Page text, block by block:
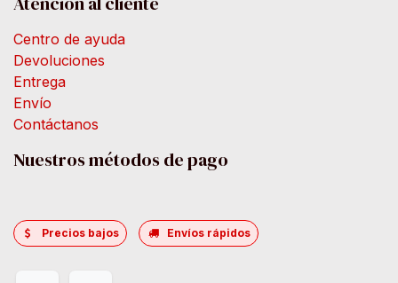
Centro de ayuda
Devoluciones
Entrega
Envío
Contáctanos
Nuestros métodos de pago
Precios bajos Envíos rápidos